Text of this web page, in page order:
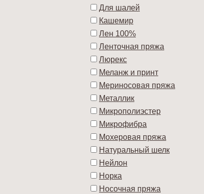
Для шалей
Кашемир
Лен 100%
Ленточная пряжа
Люрекс
Меланж и принт
Мериносовая пряжа
Металлик
Микрополиэстер
Микрофибра
Мохеровая пряжа
Натуральный шелк
Нейлон
Норка
Носочная пряжа